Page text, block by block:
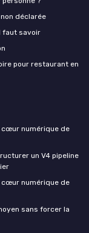
déclarée
faut savoir
pour restaurant en
cœur numérique de
un V4 pipeline
cœur numérique de
sans forcer la